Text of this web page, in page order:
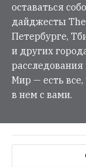
оставаться
дайджесты
Петербурге,
и других
Мир — есть
в нем с вами.